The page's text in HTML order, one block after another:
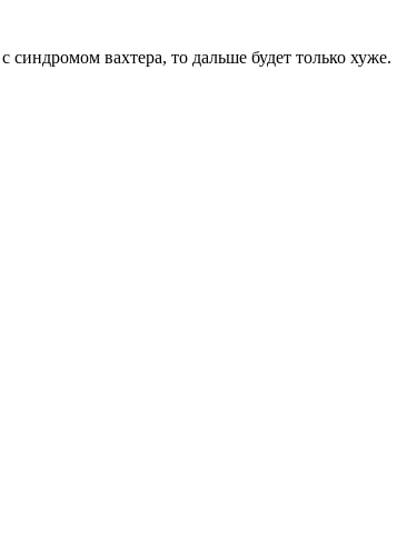
вахтера, то дальше будет только хуже.